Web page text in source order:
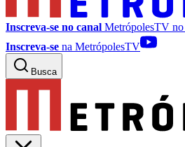
Inscreva-se no canal MetrópolesTV no
Inscreva-se na MetrópolesTV
Busca